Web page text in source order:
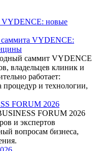
VYDENCE:
саммит VYDENCE
владельцев клиник и
работает:
процедур и технологии,
FORUM 2026
FORUM 2026
и экспертов
вопросам бизнеса,